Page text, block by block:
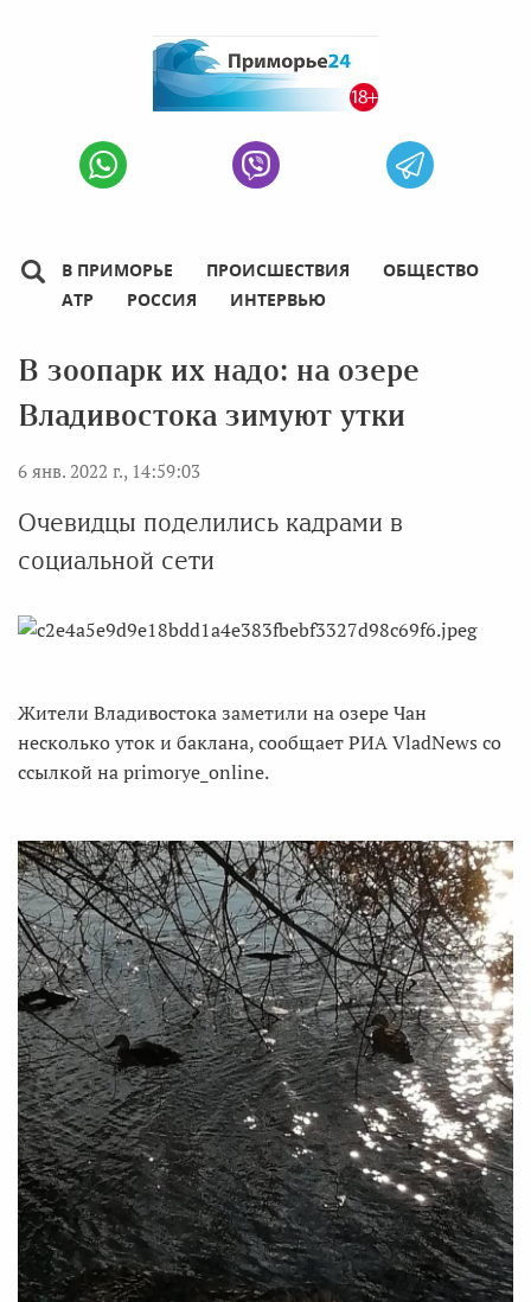
В ПРИМОРЬЕ ПРОИСШЕСТВИЯ
ОБЩЕСТВО
АТР
РОССИЯ ИНТЕРВЬЮ
В зоопарк их надо: на озере
Владивостока зимуют утки
6 янв. 2022 г., 14:59:03
Очевидцы поделились кадрами в
социальной сети
Жители Владивостока заметили на озере Чан
несколько уток и баклана, сообщает РИА VladNews со
ссылкой на primorye_online.